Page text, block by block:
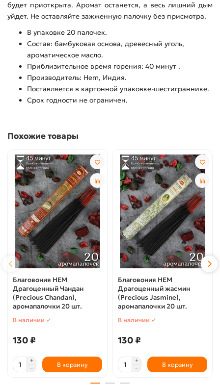
будет приоткрыта. Аромат останется, а весь лишний дым
уйдет. Не оставляйте зажженную палочку без присмотра.
В упаковке 20 палочек.
Состав: бамбуковая основа, древесный уголь,
ароматическое масло.
Приблизительное время горения: 40 минут .
Производитель: Hem, Индия.
Поставляется в картонной упаковке-шестиграннике.
Срок годности не ограничен.
Похожие товары
Благовония HEM
Драгоценный Чандан
(Precious Chandan),
аромапалочки 20 шт.
В наличии ✓
130 ₽
В корзину
Благовония HEM
Драгоценный жасмин
(Precious Jasmine),
аромапалочки 20 шт.
В наличии ✓
130 ₽
В корзину